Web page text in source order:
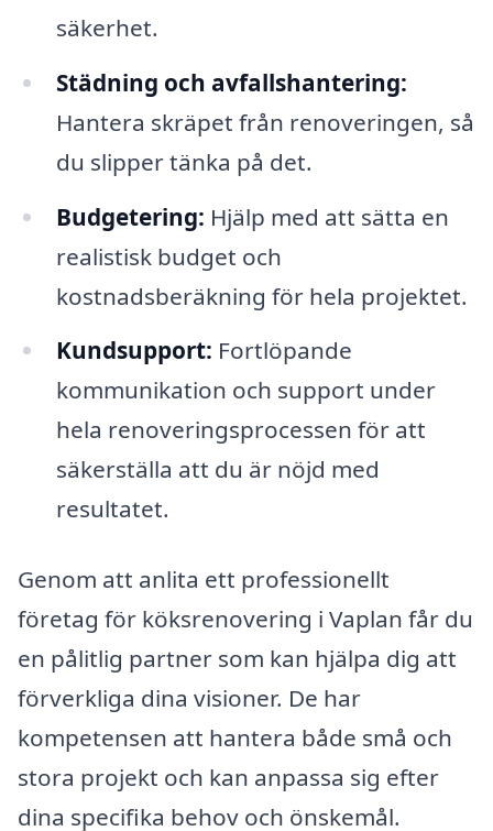
säkerhet.
Städning och avfallshantering:
Hantera skräpet från renoveringen, så
du slipper tänka på det.
Budgetering: Hjälp med att sätta en
realistisk budget och
kostnadsberäkning för hela projektet.
Kundsupport: Fortlöpande
kommunikation och support under
hela renoveringsprocessen för att
säkerställa att du är nöjd med
resultatet.
Genom att anlita ett professionellt
företag för köksrenovering i Vaplan får du
en pålitlig partner som kan hjälpa dig att
förverkliga dina visioner. De har
kompetensen att hantera både små och
stora projekt och kan anpassa sig efter
dina specifika behov och önskemål.